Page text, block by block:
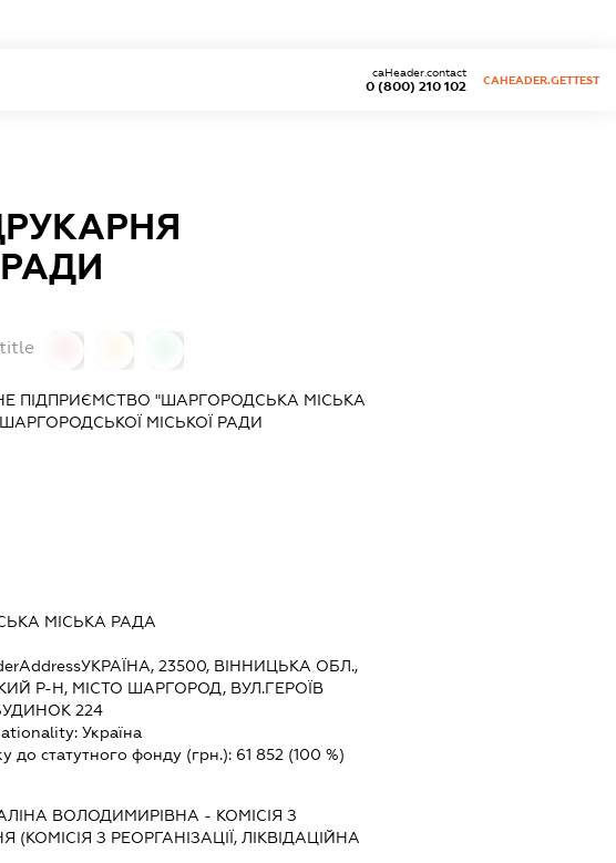
0 (800) 210 102
caHeader.contact
CAHEADER.GETTEST
ПІДПРИЄМСТВО "ШАРГОРОДСЬКА МІСЬКА
МІСЬКОЇ РАДИ
МІСЬКА РАДА
УКРАЇНА, 23500, ВІННИЦЬКА ОБЛ.,
Р-Н, МІСТО ШАРГОРОД, ВУЛ.ГЕРОЇВ
224
Україна
до статутного фонду (грн.): 61 852 (100 %)
ВОЛОДИМИРІВНА - КОМІСІЯ З
(КОМІСІЯ З РЕОРГАНІЗАЦІЇ, ЛІКВІДАЦІЙНА